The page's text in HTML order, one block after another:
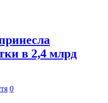
в 2,4 млрд
0